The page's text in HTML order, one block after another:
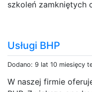
szkoleń zamkniętych
Usługi BHP
Dodano: 9 lat 10 miesięcy
W naszej firmie